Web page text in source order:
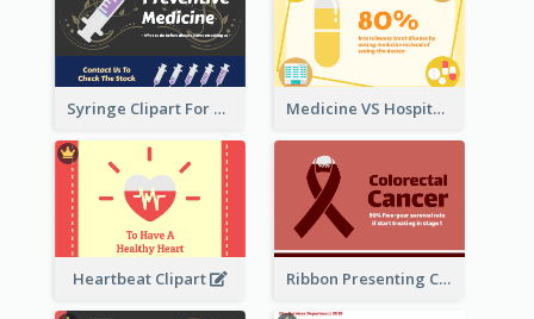
Syringe Clipart For Preventive Medicine Medicine VS Hospital Clipart
Heartbeat Clipart Ribbon Presenting Cancer